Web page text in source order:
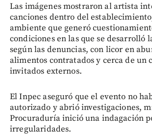
Las imágenes mostraron al artista
canciones dentro del
ambiente que generó
condiciones en las que se desarrolló
según las denuncias, con licor en
alimentos contratados y cerca de un
invitados externos.
El Inpec aseguró que el evento no
autorizado y abrió investigaciones,
Procuraduría inició una indagación
irregularidades.